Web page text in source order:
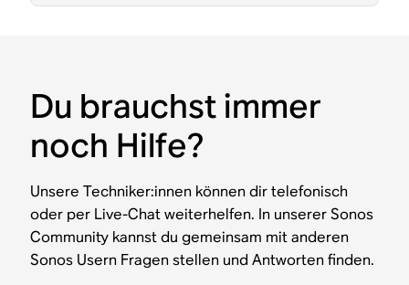
Du brauchst immer
noch Hilfe?
Unsere Techniker:innen können dir telefonisch
oder per Live-Chat weiterhelfen. In unserer Sonos
Community kannst du gemeinsam mit anderen
Sonos Usern Fragen stellen und Antworten finden.